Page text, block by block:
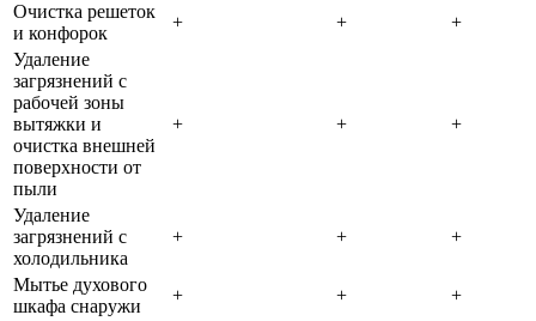
Очистка решеток
и конфорок
+ +
+
Удаление
загрязнений с
рабочей зоны
вытяжки и
очистка внешней
поверхности от
пыли
+ + +
Удаление
загрязнений с
холодильника
+ + +
Мытье духового
шкафа снаружи
+ +
+